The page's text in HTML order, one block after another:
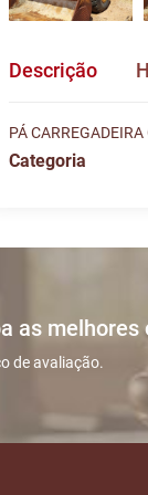
Descrição
PÁ
Categoria
# DATA/
2 12/05
Sua dúvida
Nome
as
de avaliação.